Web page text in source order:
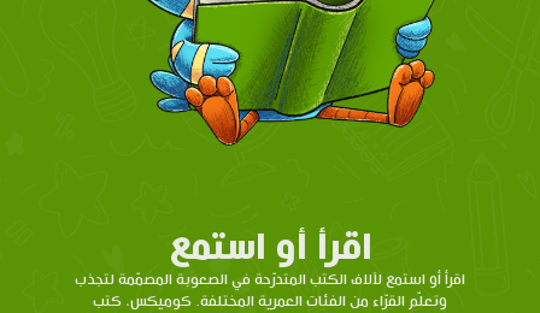
اقرأ أو استمع
اقرأ أو استمع لآلاف الكتب المتدرّحة في الصعوبة المصمّمة لتجذب
وتعلّم القرّاء من الفئات العمرية المختلفة. كوميكس، كتب